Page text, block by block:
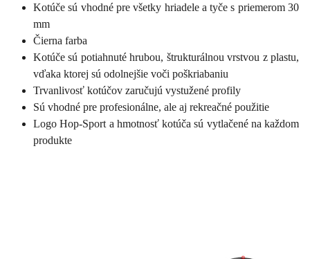
Kotúče sú vhodné pre všetky hriadele a tyče s priemerom 30
mm
Čierna farba
Kotúče sú potiahnuté hrubou, štrukturálnou vrstvou z plastu,
vďaka ktorej sú odolnejšie voči poškriabaniu
Trvanlivosť kotúčov zaručujú vystužené profily
Sú vhodné pre profesionálne, ale aj rekreačné použitie
Logo Hop-Sport a hmotnosť kotúča sú vytlačené na každom
produkte